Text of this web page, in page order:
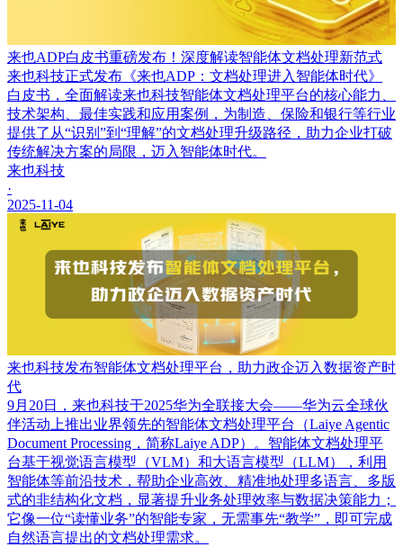
来也ADP白皮书重磅发布！深度解读智能体文档处理新范式
来也科技正式发布《来也ADP：文档处理进入智能体时代》
白皮书，全面解读来也科技智能体文档处理平台的核心能力、
技术架构、最佳实践和应用案例，为制造、保险和银行等行业
提供了从“识别”到“理解”的文档处理升级路径，助力企业打破
传统解决方案的局限，迈入智能体时代。
来也科技
·
2025-11-04
来也科技发布智能体文档处理平台，助力政企迈入数据资产时
代
9月20日，来也科技于2025华为全联接大会——华为云全球伙
伴活动上推出业界领先的智能体文档处理平台（Laiye Agentic
Document Processing，简称Laiye ADP）。智能体文档处理平
台基于视觉语言模型（VLM）和大语言模型（LLM），利用
智能体等前沿技术，帮助企业高效、精准地处理多语言、多版
式的非结构化文档，显著提升业务处理效率与数据决策能力；
它像一位“读懂业务”的智能专家，无需事先“教学”，即可完成
自然语言提出的文档处理需求。